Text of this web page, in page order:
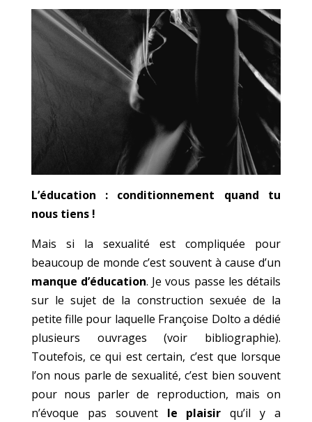
L’éducation : conditionnement quand tu
nous tiens !
Mais si la sexualité est compliquée pour
beaucoup de monde c’est souvent à cause d’un
manque d’éducation. Je vous passe les détails
sur le sujet de la construction sexuée de la
petite fille pour laquelle Françoise Dolto a dédié
plusieurs ouvrages (voir bibliographie).
Toutefois, ce qui est certain, c’est que lorsque
l’on nous parle de sexualité, c’est bien souvent
pour nous parler de reproduction, mais on
n’évoque pas souvent le plaisir qu’il y a